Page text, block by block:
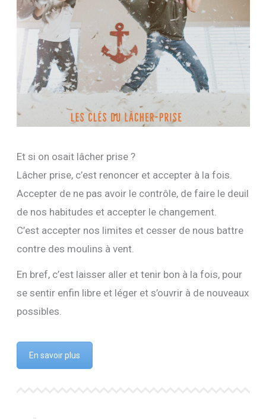
Et si on osait lâcher prise ?
Lâcher prise, c’est renoncer et accepter à la fois.
Accepter de ne pas avoir le contrôle, de faire le deuil
de nos habitudes et accepter le changement.
C’est accepter nos limites et cesser de nous battre
contre des moulins à vent.
En bref, c’est laisser aller et tenir bon à la fois, pour
se sentir enfin libre et léger et s’ouvrir à de nouveaux
possibles.
En savoir plus